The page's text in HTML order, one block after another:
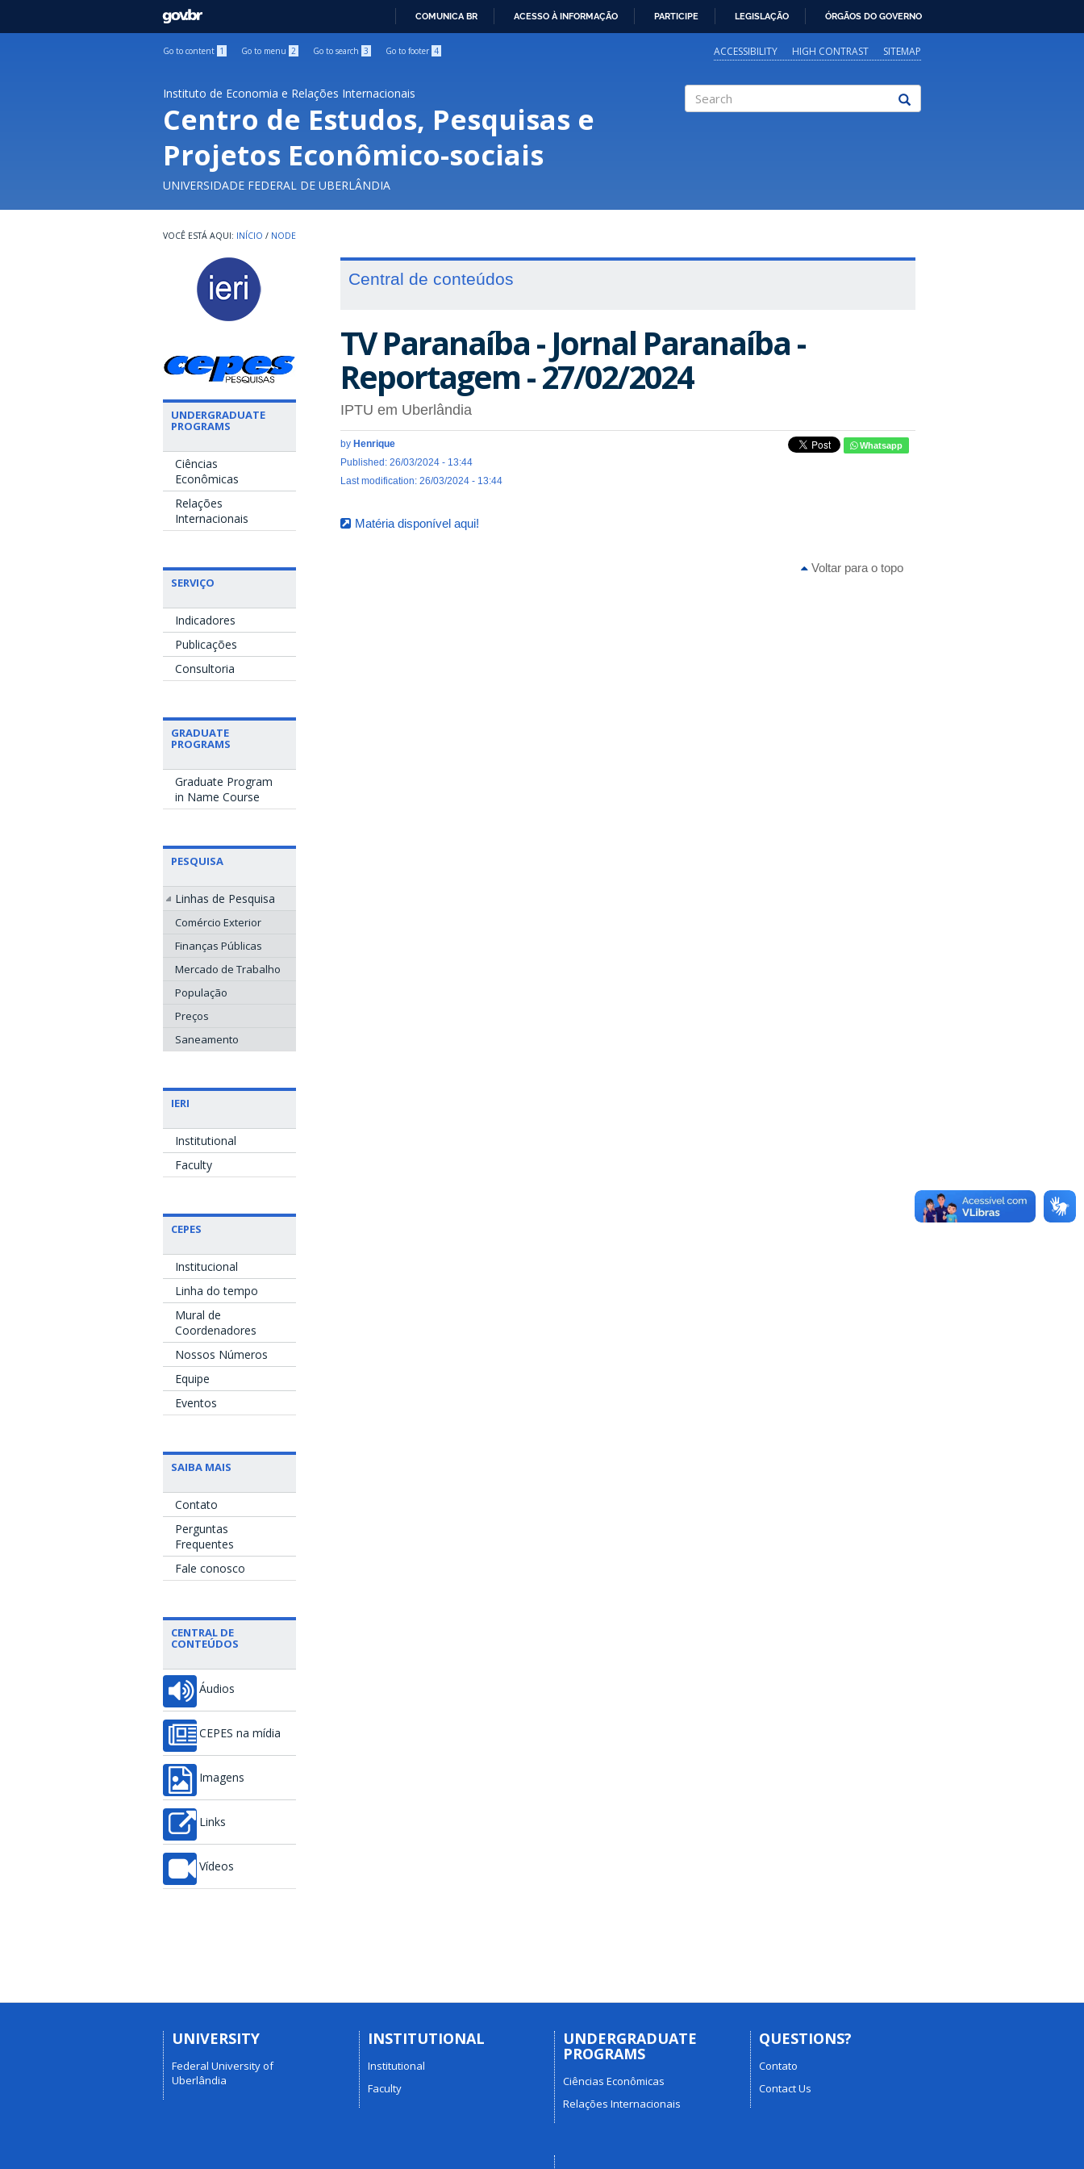
GOVBR
COMUNICA BR ACESSO À INFORMAÇÃO PARTICIPE LEGISLAÇÃO ÓRGÃOS DO GOVERNO
Go to content 1 Go to menu 2 Go to search 3 Go to footer 4 ACCESSIBILITY HIGH CONTRAST SITEMAP
Instituto de Economia e Relações Internacionais
Centro de Estudos, Pesquisas e
Projetos Econômico-sociais
UNIVERSIDADE FEDERAL DE UBERLÂNDIA
INÍCIO / NODE
UNDERGRADUATE
PROGRAMS
Ciências
Econômicas
Relações
Internacionais
SERVIÇO
Indicadores
Publicações
Consultoria
GRADUATE
PROGRAMS
Graduate Program
in Name Course
PESQUISA
Linhas de Pesquisa
Comércio Exterior
Finanças Públicas
Mercado de Trabalho
População
Preços
Saneamento
IERI
Institutional
Faculty
CEPES
Institucional
Linha do tempo
Mural de
Coordenadores
Nossos Números
Equipe
Eventos
SAIBA MAIS
Contato
Perguntas
Frequentes
Fale conosco
CENTRAL DE
CONTEÚDOS
Áudios
CEPES na mídia
Imagens
Links
Vídeos
Central de conteúdos
TV Paranaíba - Jornal Paranaíba -
Reportagem - 27/02/2024
IPTU em Uberlândia
by Henrique
Published: 26/03/2024 - 13:44
Last modification: 26/03/2024 - 13:44
Whatsapp
Matéria disponível aqui!
Voltar para o topo
UNIVERSITY
Federal University of
Uberlândia
INSTITUTIONAL
Institutional
Faculty
UNDERGRADUATE
PROGRAMS
Ciências Econômicas
Relações Internacionais
QUESTIONS?
Contato
Contact Us